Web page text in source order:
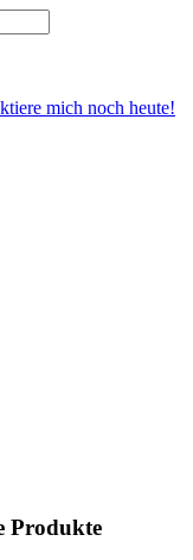
mich noch heute!
Produkte